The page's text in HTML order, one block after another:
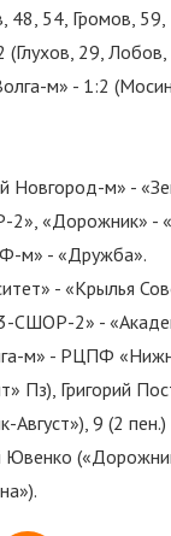
54, Громов, 59,
29,
м» - 1:2
Новгород-м» -
«Дорожник» -
м» - «Дружба».
- «Крылья
2» -
м» - РЦПФ
Григорий
9 (2 пен.)